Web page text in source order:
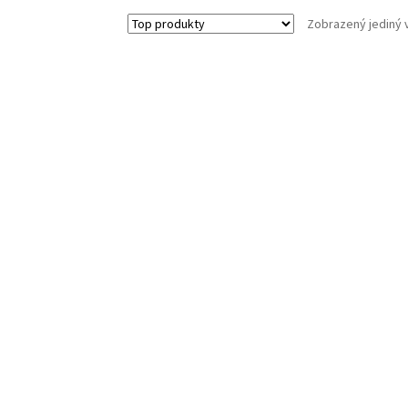
Zobrazený jediný